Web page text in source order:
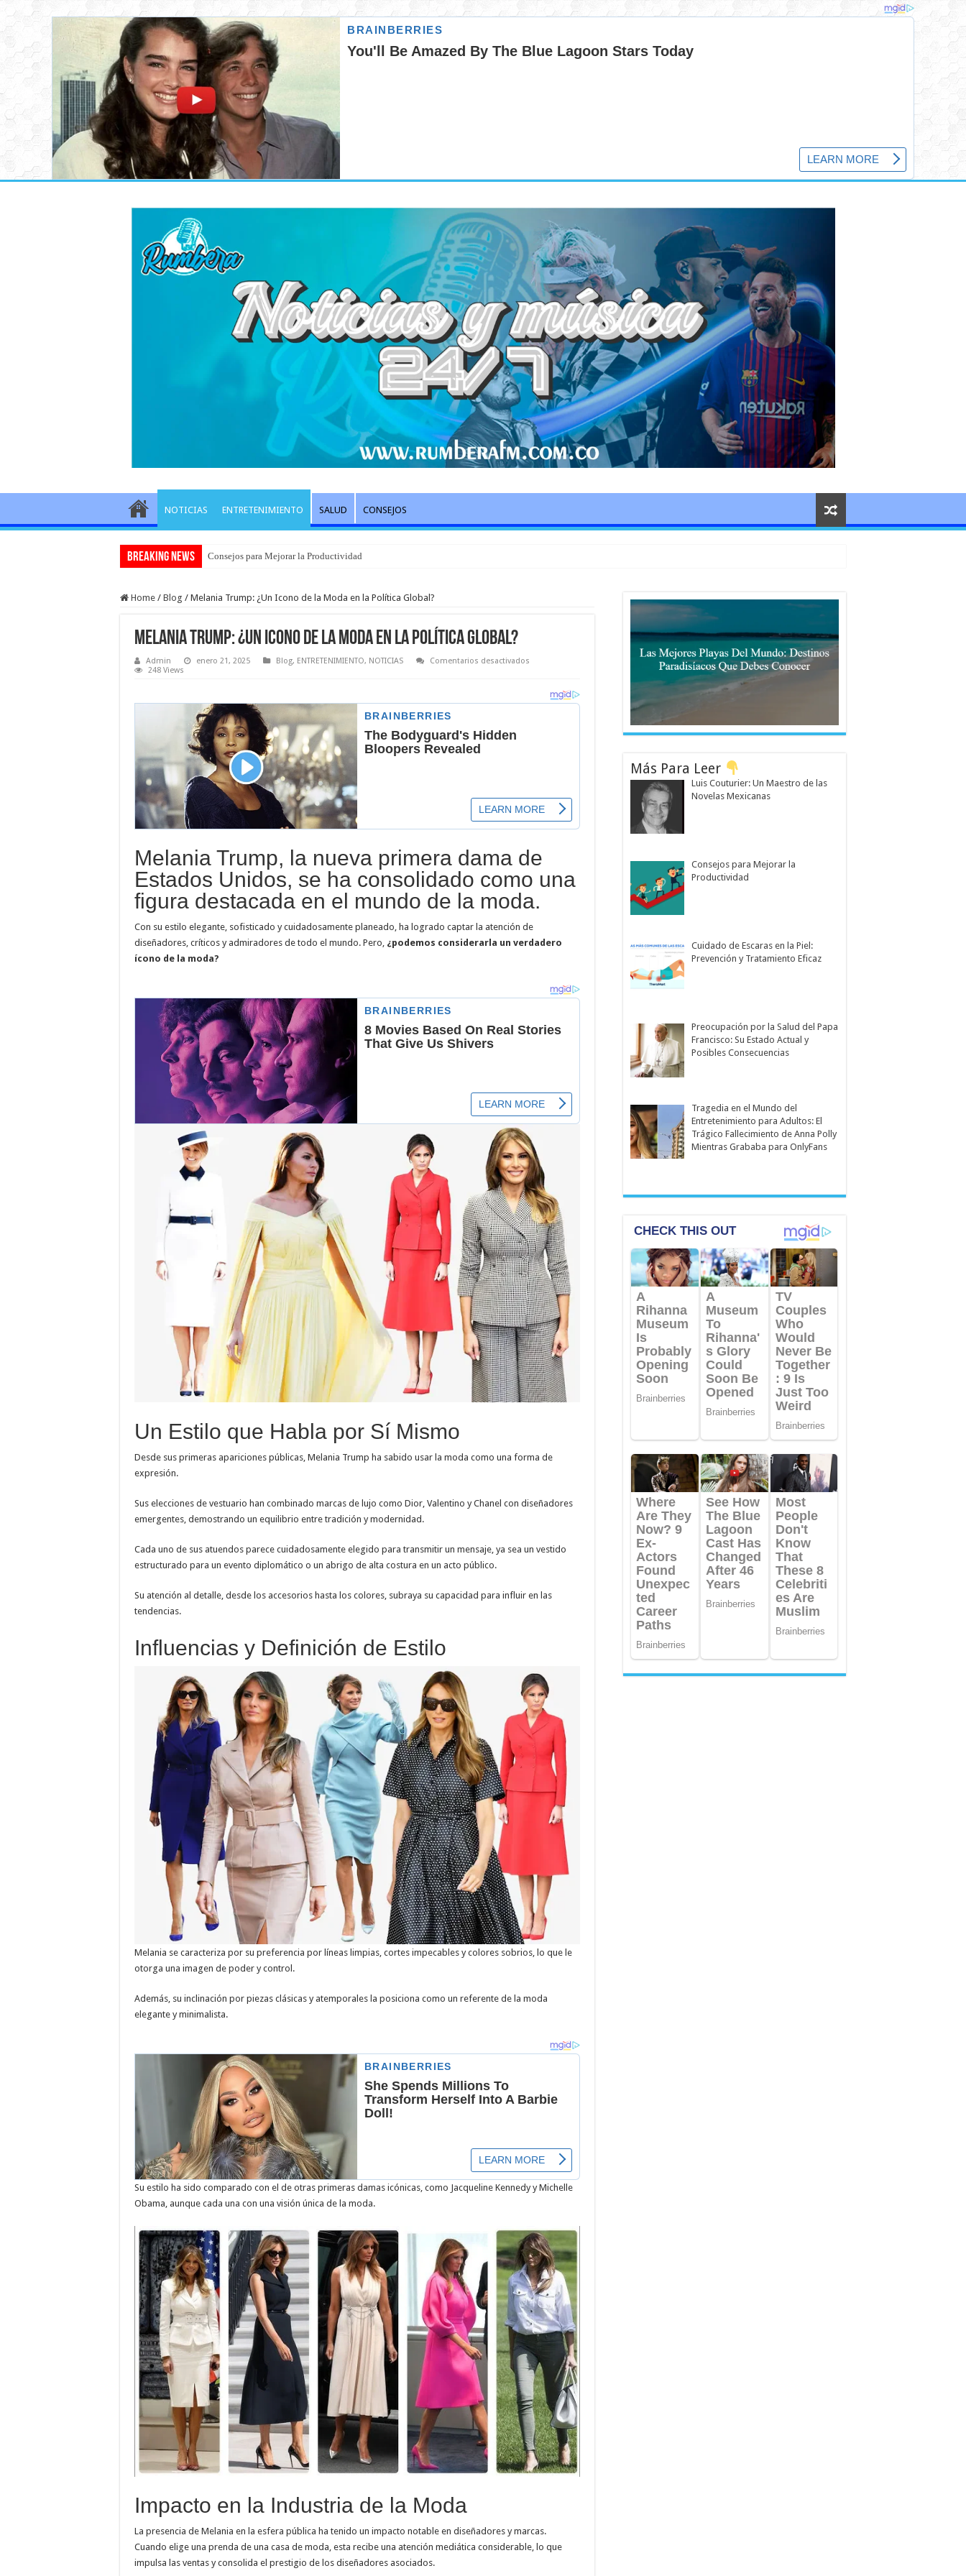
NOTICIAS ENTRETENIMIENTO SALUD CONSEJOS
Breaking News Consejos para Mejorar la Productividad
Home / Blog / Melania Trump: ¿Un Icono de la Moda en la Política Global?
Melania Trump: ¿Un Icono de la Moda en la Política Global?
Admin enero 21, 2025 Blog, ENTRETENIMIENTO, NOTICIAS Comentarios desactivados
de
248 Views
Melania Trump, la nueva primera dama de
Estados Unidos, se ha consolidado como una
figura destacada en el mundo de la moda.
Con su estilo elegante, sofisticado y cuidadosamente planeado, ha logrado captar la atención de
diseñadores, críticos y admiradores de todo el mundo. Pero, ¿podemos considerarla un verdadero
ícono de la moda?
Un Estilo que Habla por Sí Mismo
Desde sus primeras apariciones públicas, Melania Trump ha sabido usar la moda como una forma de
expresión.
Sus elecciones de vestuario han combinado marcas de lujo como Dior, Valentino y Chanel con diseñadores
emergentes, demostrando un equilibrio entre tradición y modernidad.
Cada uno de sus atuendos parece cuidadosamente elegido para transmitir un mensaje, ya sea un vestido
estructurado para un evento diplomático o un abrigo de alta costura en un acto público.
Su atención al detalle, desde los accesorios hasta los colores, subraya su capacidad para influir en las
tendencias.
Influencias y Definición de Estilo
Melania se caracteriza por su preferencia por líneas limpias, cortes impecables y colores sobrios, lo que le
otorga una imagen de poder y control.
Además, su inclinación por piezas clásicas y atemporales la posiciona como un referente de la moda
elegante y minimalista.
Su estilo ha sido comparado con el de otras primeras damas icónicas, como Jacqueline Kennedy y Michelle
Obama, aunque cada una con una visión única de la moda.
Impacto en la Industria de la Moda
La presencia de Melania en la esfera pública ha tenido un impacto notable en diseñadores y marcas.
Cuando elige una prenda de una casa de moda, esta recibe una atención mediática considerable, lo que
impulsa las ventas y consolida el prestigio de los diseñadores asociados.
Más Para Leer
Luis Couturier: Un Maestro de las
Novelas Mexicanas
Consejos para Mejorar la
Productividad
Cuidado de Escaras en la Piel:
Prevención y Tratamiento Eficaz
Preocupación por la Salud del Papa
Francisco: Su Estado Actual y
Posibles Consecuencias
Tragedia en el Mundo del
Entretenimiento para Adultos: El
Trágico Fallecimiento de Anna Polly
Mientras Grababa para OnlyFans